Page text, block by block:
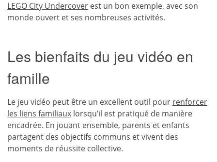
LEGO City Undercover est un bon exemple, avec son
monde ouvert et ses nombreuses activités.
Les bienfaits du jeu vidéo en
famille
Le jeu vidéo peut être un excellent outil pour renforcer
les liens familiaux lorsqu’il est pratiqué de manière
encadrée. En jouant ensemble, parents et enfants
partagent des objectifs communs et vivent des
moments de réussite collective.